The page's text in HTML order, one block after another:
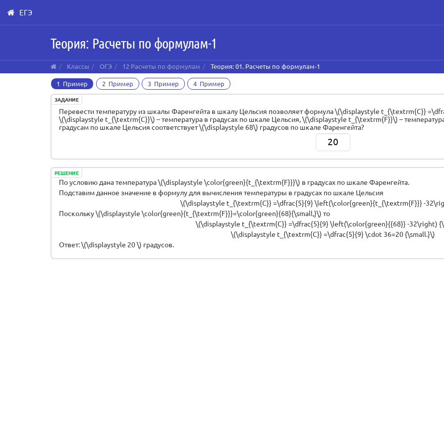
content
ЕГЭ
Теория: Расчеты по формулам-1
Классы ОГЭ 12 Расчеты по формулам Теория: 01. Расчеты по формулам-1
1 Пример 2 Пример 3 Пример 4 Пример
ЗАДАНИЕ
Перевести температуру из шкалы Фаренгейта в шкалу Цельсия позволяет формула \(\displaystyle t_{\textrm{C}}
\(\displaystyle t_{\textrm{C}}\) – температура в градусах по шкале Цельсия, \(\displaystyle t_{\textrm{F}}\) –
градусам по шкале Цельсия соответствует \(\displaystyle 68\) градусов по шкале Фаренгейта?
20
РЕШЕНИЕ
По условию дана температура \(\displaystyle \color{green}{t_{\textrm{F}}}\) в градусах по шкале Фаренгейта.
Подставим данное значение в формулу для вычисления температуры в градусах по шкале Цельсия
\(\displaystyle t_{\textrm{C}} =\dfrac{5}{9} \left(\color{green}{t_{\textrm{F}}} -
Поскольку \(\displaystyle \color{green}{t_{\textrm{F}}}=\color{green}{68}{\small,}\) то
\(\displaystyle t_{\textrm{C}} =\dfrac{5}{9} \left(\color{green}{{68}} -32\right)
\(\displaystyle t_{\textrm{C}} =\dfrac{5}{9} \cdot 36=20 {\small.}\)
Ответ: \(\displaystyle 20 \) градусов.